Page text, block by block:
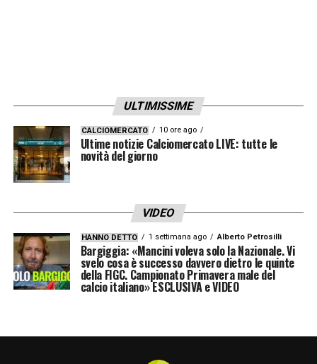
ULTIMISSIME
CALCIOMERCATO 10 ore ago
Ultime notizie Calciomercato LIVE: tutte le
novità del giorno
VIDEO
HANNO DETTO 1 settimana ago Alberto Petrosilli
Bargiggia: «Mancini voleva solo la Nazionale. Vi
svelo cosa è successo davvero dietro le quinte
della FIGC. Campionato Primavera male del
calcio italiano» ESCLUSIVA e VIDEO